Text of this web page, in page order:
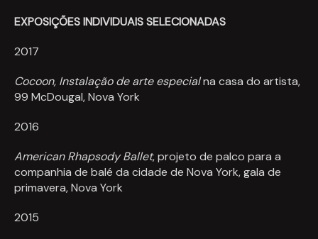
EXPOSIÇÕES INDIVIDUAIS SELECIONADAS
2017
Cocoon, Instalação de arte especialna casa do artista,
99 McDougal, Nova York
2016
American Rhapsody Ballet, projeto de palco para a
companhia de balé da cidade de Nova York, gala de
primavera, Nova York
2015